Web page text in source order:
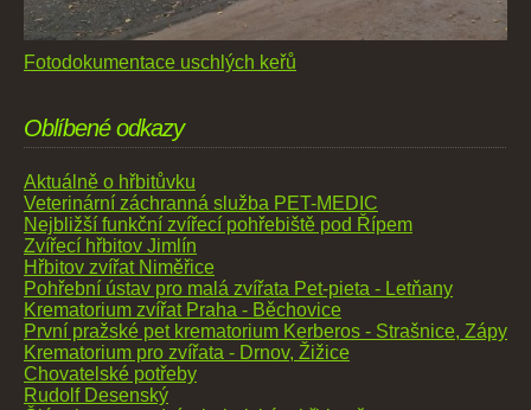
Fotodokumentace uschlých keřů
Oblíbené odkazy
Aktuálně o hřbitůvku
Veterinární záchranná služba PET-MEDIC
Nejbližší funkční zvířecí pohřebiště pod Řípem
Zvířecí hřbitov Jimlín
Hřbitov zvířat Niměřice
Pohřební ústav pro malá zvířata Pet-pieta - Letňany
Krematorium zvířat Praha - Běchovice
První pražské pet krematorium Kerberos - Strašnice, Zápy
Krematorium pro zvířata - Drnov, Žižice
Chovatelské potřeby
Rudolf Desenský